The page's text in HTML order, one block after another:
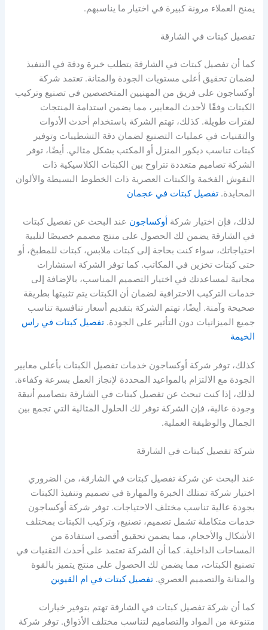
يمنح العملاء مرونة كبيرة في اختيار ما يناسبهم.
تفصيل كبتات في الشارقة
كما أن تفصيل كبتات في الشارقة يتطلب خبرة ودقة في التنفيذ
لضمان تحقيق أعلى مستويات الجودة والمتانة. تعتمد شركة
أوكساجون على فريق من المهنيين المتخصصين في تصنيع وتركيب
الكبتات وفقًا لأحدث المعايير، مما يضمن استدامة المنتجات
لفترات طويلة. كذلك، تهتم الشركة باستخدام أحدث الأدوات
والتقنيات في عمليات التصنيع لضمان دقة التشطيبات وتوفير
كبتات تناسب ديكور المنزل أو المكتب بشكل مثالي. أيضًا، توفر
الشركة تصاميم متعددة تتراوح بين الكبتات الكلاسيكية ذات
النقوش الفخمة والكبتات العصرية ذات الخطوط البسيطة والألوان
المحايدة.تفصيل كبتات في عجمان
لذلك، فإن اختيار شركة أوكساجون عند البحث عن تفصيل كبتات
في الشارقة يضمن لك الحصول على منتج مصمم خصيصًا لتلبية
احتياجاتك، سواء كنت بحاجة إلى كبتات ملابس، كبتات للمطبخ، أو
حتى كبتات تخزين في المكاتب. كما توفر الشركة استشارات
مجانية لمساعدتك في اختيار التصميم المناسب، بالإضافة إلى
خدمات التركيب الاحترافية لضمان أن الكبتات يتم تثبيتها بطريقة
صحيحة وآمنة. أيضًا، تهتم الشركة بتقديم أسعار تنافسية تناسب
جميع الميزانيات دون التأثير على الجودة.تفصيل كبتات في راس
الخيمة
كذلك، توفر شركة أوكساجون خدمات تفصيل الكبتات بأعلى معايير
الجودة مع الالتزام بالمواعيد المحددة لإنجاز العمل بسرعة وكفاءة.
لذلك، إذا كنت تبحث عن تفصيل كبتات في الشارقة بتصاميم أنيقة
وجودة عالية، فإن الشركة توفر لك الحلول المثالية التي تجمع بين
الجمال والوظيفة العملية.
شركة تفصيل كبتات في الشارقة
عند البحث عن شركة تفصيل كبتات في الشارقة، من الضروري
اختيار شركة تمتلك الخبرة والمهارة في تصميم وتنفيذ الكبتات
بجودة عالية تناسب مختلف الاحتياجات. توفر شركة أوكساجون
خدمات متكاملة تشمل تصميم، تصنيع، وتركيب الكبتات بمختلف
الأشكال والأحجام، مما يضمن تحقيق أقصى استفادة من
المساحات الداخلية. كما أن الشركة تعتمد على أحدث التقنيات في
تصنيع الكبتات، مما يضمن لك الحصول على منتج يتميز بالقوة
والمتانة والتصميم العصري.تفصيل كبتات في ام القيوين
كما أن شركة تفصيل كبتات في الشارقة تهتم بتوفير خيارات
متنوعة من المواد والتصاميم لتناسب مختلف الأذواق. توفر شركة